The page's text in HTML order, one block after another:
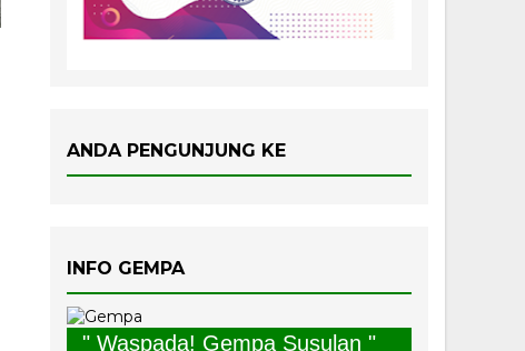
ANDA PENGUNJUNG KE
INFO GEMPA
" Waspada! Gempa Susulan "